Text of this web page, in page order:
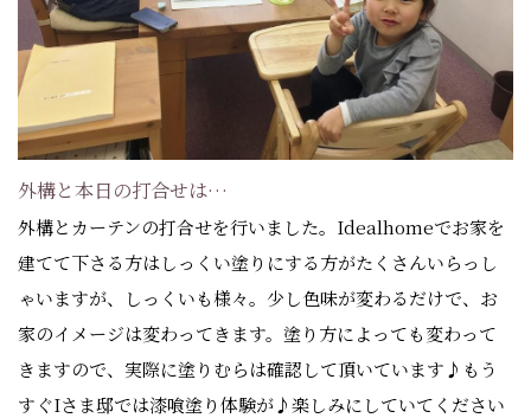
外構と本日の打合せは…
外構とカーテンの打合せを行いました。Idealhomeでお家を
建てて下さる方はしっくい塗りにする方がたくさんいらっし
ゃいますが、しっくいも様々。少し色味が変わるだけで、お
家のイメージは変わってきます。塗り方によっても変わって
きますので、実際に塗りむらは確認して頂いています♪もう
すぐIさま邸では漆喰塗り体験が♪楽しみにしていてください